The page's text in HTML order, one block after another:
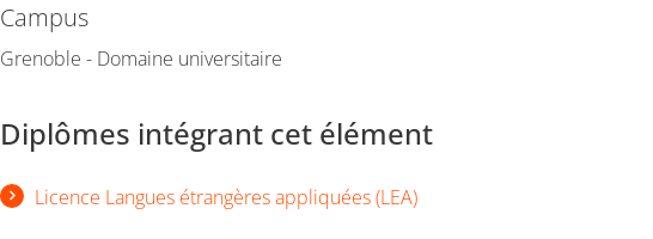
Campus
Grenoble - Domaine universitaire
Diplômes intégrant cet élément
Licence Langues étrangères appliquées (LEA)